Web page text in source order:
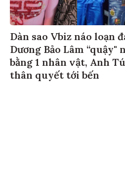
Dàn sao Vbiz náo loạn
Dương Bảo Lâm “quậy"
bằng 1 nhân vật, Anh
thân quyết tới bến